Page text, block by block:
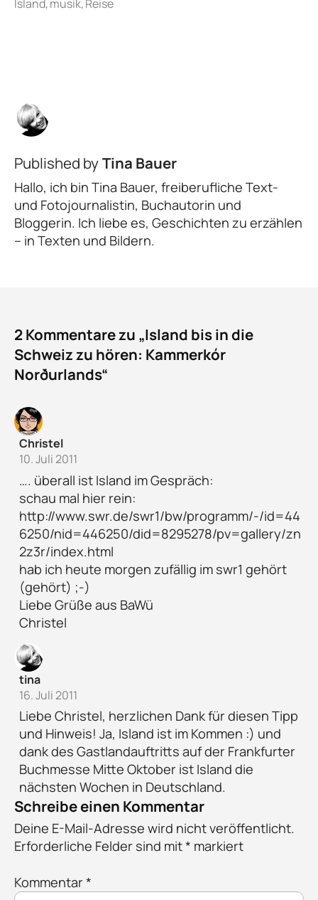
Published byTina Bauer
Hallo, ich bin Tina Bauer, freiberufliche Text-
und Fotojournalistin, Buchautorin und
Bloggerin. Ich liebe es, Geschichten zu erzählen
– in Texten und Bildern.
2 Kommentare zu „Island bis in die
Schweiz zu hören: Kammerkór
Norðurlands“
Christel
10. Juli 2011
…. überall ist Island im Gespräch:
schau mal hier rein:
http://www.swr.de/swr1/bw/programm/-/id=44
6250/nid=446250/did=8295278/pv=gallery/zn
2z3r/index.html
hab ich heute morgen zufällig im swr1 gehört
(gehört) ;-)
Liebe Grüße aus BaWü
Christel
tina
16. Juli 2011
Liebe Christel, herzlichen Dank für diesen Tipp
und Hinweis! Ja, Island ist im Kommen :) und
dank des Gastlandauftritts auf der Frankfurter
Buchmesse Mitte Oktober ist Island die
nächsten Wochen in Deutschland.
Schreibe einen Kommentar
Deine E-Mail-Adresse wird nicht veröffentlicht.
Erforderliche Felder sind mit* markiert
Kommentar *